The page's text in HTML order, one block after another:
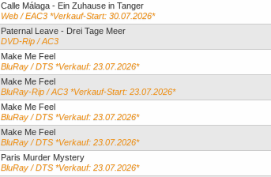
Calle Málaga - Ein Zuhause in Tanger
Web / EAC3 *Verkauf-Start: 30.07.2026*
Paternal Leave - Drei Tage Meer
DVD-Rip / AC3
Make Me Feel
BluRay / DTS *Verkauf: 23.07.2026*
Make Me Feel
BluRay-Rip / AC3 *Verkauf-Start: 23.07.2026*
Make Me Feel
BluRay / DTS *Verkauf: 23.07.2026*
Make Me Feel
BluRay / DTS *Verkauf: 23.07.2026*
Paris Murder Mystery
BluRay / DTS *Verkauf: 23.07.2026*